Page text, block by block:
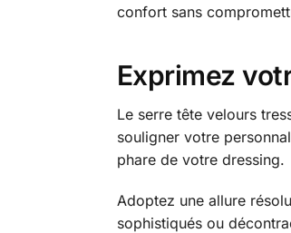
confort sans
Exprimez
Le serre tête velours
souligner votre
phare de votre dressing.
Adoptez une allure
sophistiqués ou